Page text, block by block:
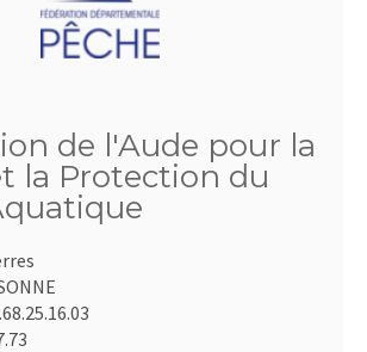
de l'Aude pour la
la Protection du